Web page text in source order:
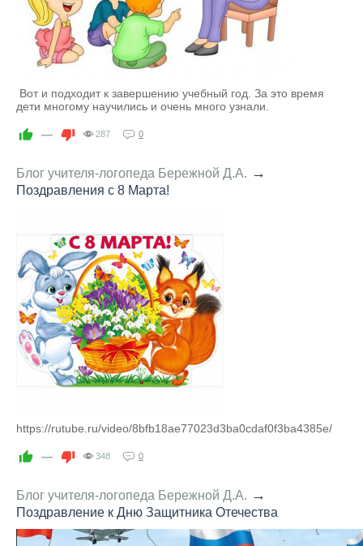
Вот и подходит к завершению учебный год. За это время
дети многому научились и очень много узнали.
— 287 0
Блог учителя-логопеда Бережной Д.А. →
Поздравления с 8 Марта!
https://rutube.ru/video/8bfb18ae77023d3ba0cdaf0f3ba4385e/
— 348 0
Блог учителя-логопеда Бережной Д.А. →
Поздравление к Дню Защитника Отечества